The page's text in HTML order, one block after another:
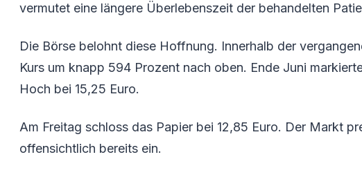
vermutet eine längere Überlebenszeit der behandelten
Die Börse belohnt diese Hoffnung. Innerhalb der
Kurs um knapp 594 Prozent nach oben. Ende Juni
Hoch bei 15,25 Euro.
Am Freitag schloss das Papier bei 12,85 Euro. Der Markt
offensichtlich bereits ein.